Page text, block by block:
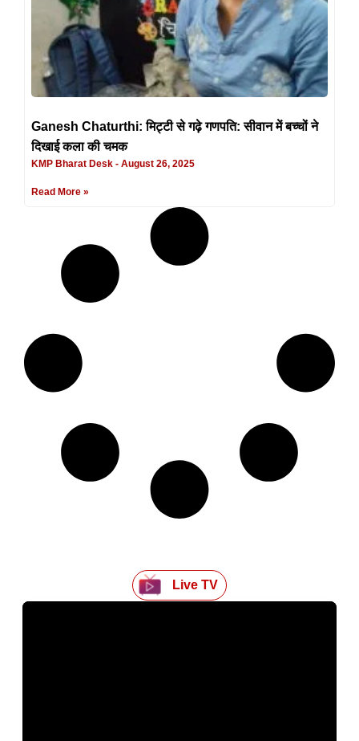
Ganesh Chaturthi: मिट्टी से गढ़े गणपति: सीवान में बच्चों ने
दिखाई कला की चमक
KMP Bharat Desk August 26, 2025
Read More »
Live TV